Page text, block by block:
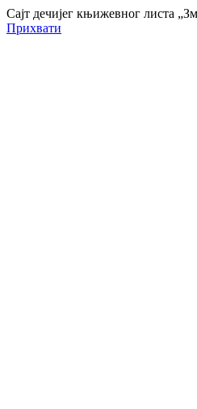
Сајт дечијег књижевног листа
Прихвати